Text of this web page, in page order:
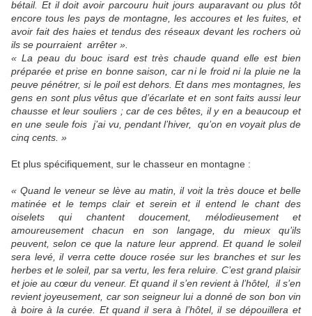
bétail. Et il doit avoir parcouru huit jours auparavant ou plus tôt
encore tous les pays de montagne, les accoures et les fuites, et
avoir fait des haies et tendus des réseaux devant les rochers où
ils se pourraient arrêter ».
« La peau du bouc isard est très chaude quand elle est bien
préparée et prise en bonne saison, car ni le froid ni la pluie ne la
peuve pénétrer, si le poil est dehors. Et dans mes montagnes, les
gens en sont plus vêtus que d’écarlate et en sont faits aussi leur
chausse et leur souliers ; car de ces bêtes, il y en a beaucoup et
en une seule fois j’ai vu, pendant l’hiver, qu’on en voyait plus de
cinq cents. »
Et plus spécifiquement, sur le chasseur en montagne :
« Quand le veneur se lève au matin, il voit la très douce et belle
matinée et le temps clair et serein et il entend le chant des
oiselets qui chantent doucement, mélodieusement et
amoureusement chacun en son langage, du mieux qu’ils
peuvent, selon ce que la nature leur apprend. Et quand le soleil
sera levé, il verra cette douce rosée sur les branches et sur les
herbes et le soleil, par sa vertu, les fera reluire. C’est grand plaisir
et joie au cœur du veneur. Et quand il s’en revient à l’hôtel, il s’en
revient joyeusement, car son seigneur lui a donné de son bon vin
à boire à la curée. Et quand il sera à l’hôtel, il se dépouillera et